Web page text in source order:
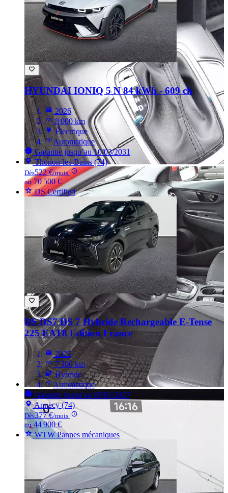
HYUNDAI IONIQ 5 N 84 kWh - 609 ch
2026
8 000 km
Électrique
Automatique
Garantie jusqu’au 10/03/2031
Thonon-les-Bains (74)
Dès522 €/mois
ou70 500 €
DS Certified
DS DS7DS 7 Hybride Rechargeable E-Tense
225 EAT8 Edition France
2025
7 300 km
Hybride
Automatique
Garantie jusqu’au 05/01/2027
Annecy (74)
Dès377 €/mois
ou44 900 €
WTW Pannes mécaniques